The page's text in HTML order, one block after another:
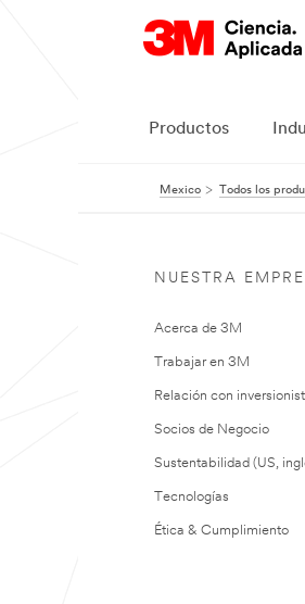
Productos
Mexico Todos los
NUESTRA
Acerca de 3M
Trabajar en 3M
Relación con
Socios de Negocio
Sustentabilidad (US,
Tecnologías
Ética & Cumplimiento